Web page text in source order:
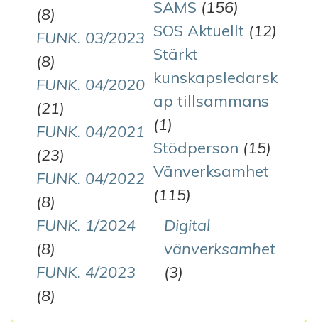
(8)
FUNK. 03/2023
(8)
FUNK. 04/2020
(21)
FUNK. 04/2021
(23)
FUNK. 04/2022
(8)
FUNK. 1/2024
(8)
FUNK. 4/2023
(8)
SAMS (156)
SOS Aktuellt (12)
Stärkt
kunskapsledarsk
ap tillsammans
(1)
Stödperson (15)
Vänverksamhet
(115)
Digital
vänverksamhet
(3)